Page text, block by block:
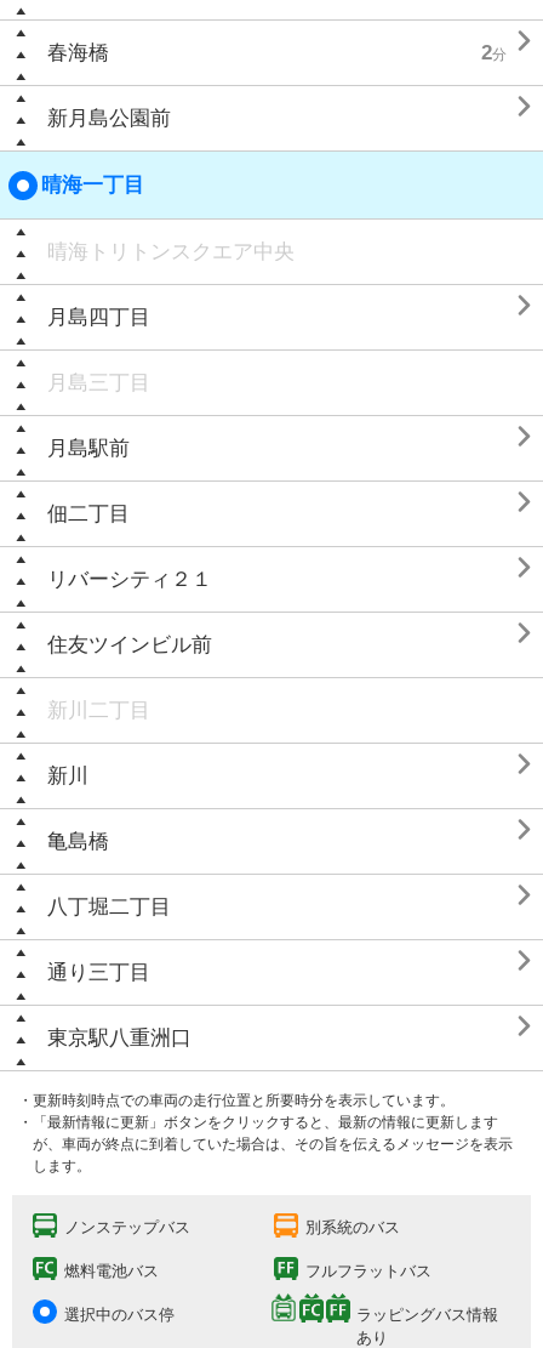
春海橋 2分 
新月島公園前 
晴海一丁目
晴海トリトンスクエア中央
月島四丁目 
月島三丁目
月島駅前 
佃二丁目 
リバーシティ２１ 
住友ツインビル前 
新川二丁目
新川 
亀島橋 
八丁堀二丁目 
通り三丁目 
東京駅八重洲口 
・更新時刻時点での車両の走行位置と所要時分を表示しています。
・「最新情報に更新」ボタンをクリックすると、最新の情報に更新します
が、車両が終点に到着していた場合は、その旨を伝えるメッセージを表示
します。
ノンステップバス 別系統のバス
燃料電池バス フルフラットバス
選択中のバス停
ラッピングバス情報
あり